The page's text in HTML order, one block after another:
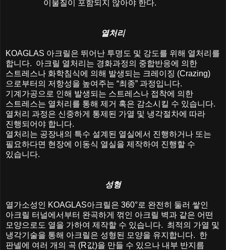
이물질이
포함되지 않아야 한다.
열처리
KOAGLAS 아크릴은 뛰어난 투명도 및 강도를 위해 열처리를
합니다. 아크릴 열처리는 경화과정의 중합반응에 의한
스트레스나 화학침식에 의해 발생되는 크레이징 (Crazing)
으로부터의 저항성을 높여주는 “최종” 과정입니다.
기계가공으로 인해 발생되는 스트레스나 접착에 의한
스트레스는 열처리를 통해 제거 혹은 감소시킬 수 있습니다.
열처리 과정은 신중하게 통제된 가열 및 냉각절차에 따라
진행되어야 합니다.
열처리는 공장내의 특수 설계된 열실에서 진행하거나 또는
필요하다면 현장에 이동식 열실을 제작하여 진행할 수
있습니다.
성형
열가소성인 KOAGLAS아크릴은 360°로 완전히 둘러 쌓인
아크릴 터널에서부터 완곡하게 꺾인 아크릴 벽과 같은 어떤
모양으로도 열을 가하여 제작할 수 있습니다. 최적의 가열 및
냉각기술을 통해 아크릴은 성형된 모양을 유지합니다. 한
판넬에 여러 개의 곡 (R값)을 만들 수 있으나 내부 반지름